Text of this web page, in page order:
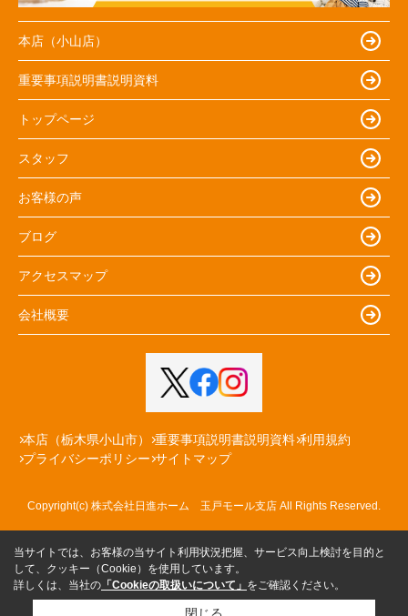
本店（小山店）
重要事項説明書説明資料
トップページ
スタッフ
お客様の声
ブログ
アクセスマップ
会社概要
本店（栃木県小山市） 重要事項説明書説明資料 利用規約
プライバシーポリシー サイトマップ
Copyright(c) 株式会社日進ホーム 玉戸モール支店 All Rights Reserved.
当サイトでは、お客様の当サイト利用状況把握、サービス向上検討を目的と
して、クッキー（Cookie）を使用しています。
詳しくは、当社の 「Cookieの取扱いについて」 をご確認ください。